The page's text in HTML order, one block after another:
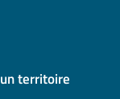
territoire